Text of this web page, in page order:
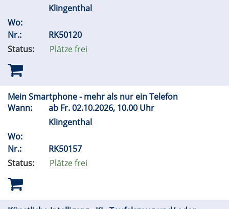
Klingenthal
Wo:
Nr.:
RK50120
Status:
Plätze frei
Mein Smartphone - mehr als nur ein Telefon
Wann:
ab Fr.02.10.2026, 10.00 Uhr
Klingenthal
Wo:
Nr.:
RK50157
Status:
Plätze frei